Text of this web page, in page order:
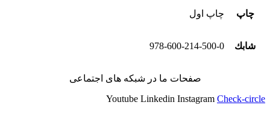
چاپ چاپ اول
شابك 978-600-214-500-0
صفحات ما در شبکه های اجتماعی
Youtube Linkedin Instagram Check-circle